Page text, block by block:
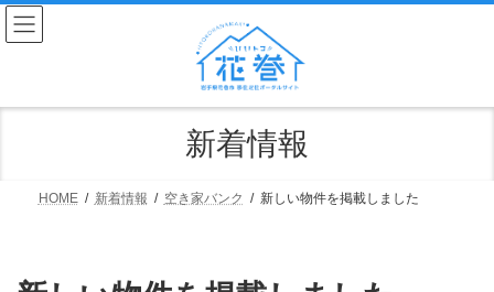
コ
ン
テ
へ
プ
ナ
ビ
ゲ
ョ
動
新着情報
HOME 新着情報 空き家バンク 新しい物件を掲載しました